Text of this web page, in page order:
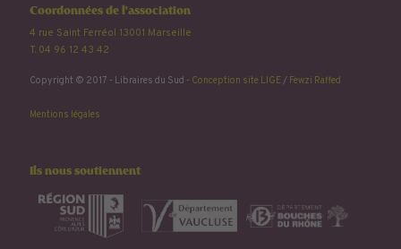
Coordonnées de l'association
4 rue Saint Ferréol 13001 Marseille
T. 04 96 12 43 42
Copyright © 2017 - Libraires du Sud - Conception site LIGE / Fewzi Raffed
Mentions légales
Ils nous soutiennent